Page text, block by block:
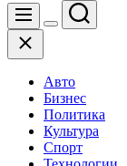
Меню
Цвет
Поиск
Закрыть
Авто
Бизнес
Политика
Культура
Спорт